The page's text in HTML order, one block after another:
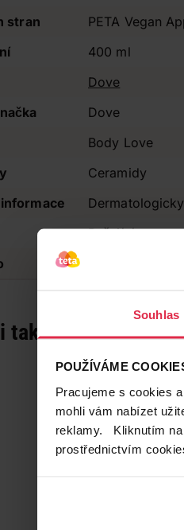
Souhlas
POUŽÍVÁME
Pracujeme s cookies
mohli vám nabízet
reklamy. Kliknutím na
prostřednictvím
stran
PETA Vegan
400 ml
Dove
Dove
Body Love
Ceramidy
Pečující
také často